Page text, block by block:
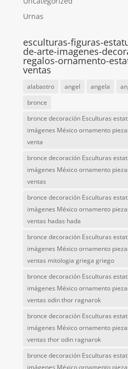
Urnas
esculturas-figuras-
de-arte-imagenes-
regalos-ornamento-
ventas
alabastro angel angela
bronce
bronce decoración Esculturas
imágenes México ornamento
venta
bronce decoración Esculturas
imágenes México ornamento
ventas
bronce decoración Esculturas
imágenes México ornamento
ventas hadas hada
bronce decoración Esculturas
imágenes México ornamento
ventas mitologia griega griego
bronce decoración Esculturas
imágenes México ornamento
ventas odin thor ragnarok
bronce decoración Esculturas
imágenes México ornamento
ventas thor odin ragnarok
bronce decoración Esculturas
imágenes México ornamento